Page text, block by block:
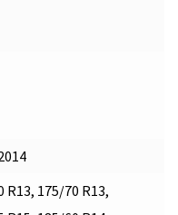
R13, 175/70 R13,